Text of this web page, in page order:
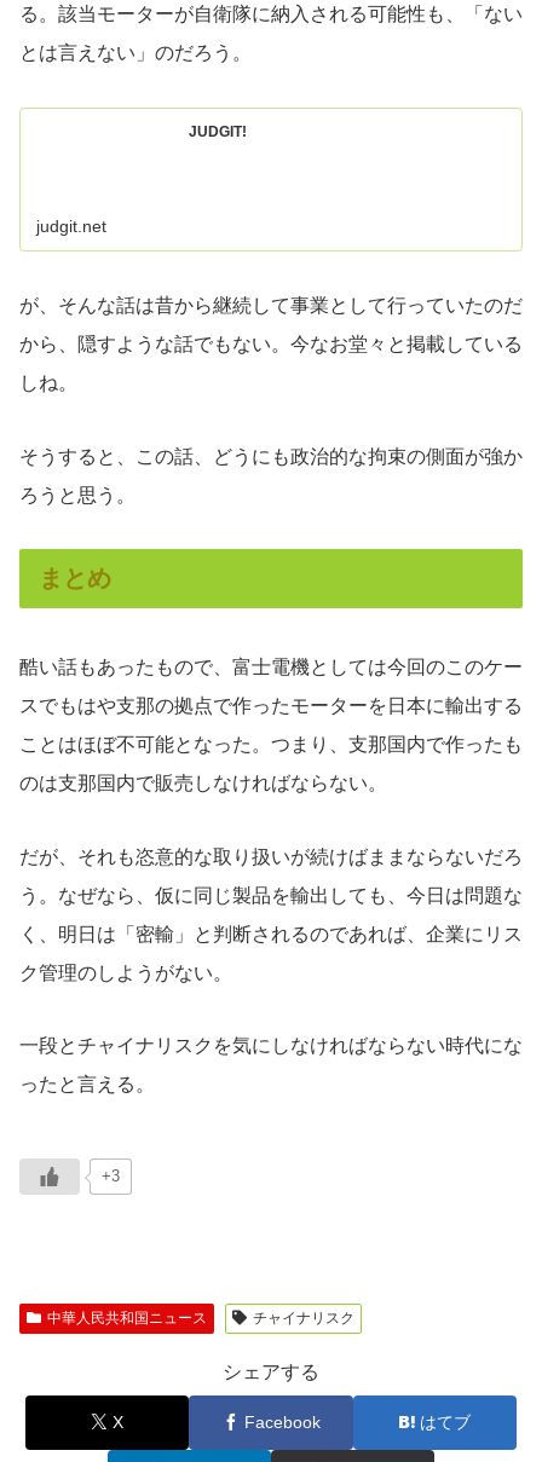
る。該当モーターが自衛隊に納入される可能性も、「ない
とは言えない」のだろう。
JUDGIT!
judgit.net
が、そんな話は昔から継続して事業として行っていたのだ
から、隠すような話でもない。今なお堂々と掲載している
しね。
そうすると、この話、どうにも政治的な拘束の側面が強か
ろうと思う。
まとめ
酷い話もあったもので、富士電機としては今回のこのケー
スでもはや支那の拠点で作ったモーターを日本に輸出する
ことはほぼ不可能となった。つまり、支那国内で作ったも
のは支那国内で販売しなければならない。
だが、それも恣意的な取り扱いが続けばままならないだろ
う。なぜなら、仮に同じ製品を輸出しても、今日は問題な
く、明日は「密輸」と判断されるのであれば、企業にリス
ク管理のしようがない。
一段とチャイナリスクを気にしなければならない時代にな
ったと言える。
+3
中華人民共和国ニュース チャイナリスク
シェアする
X Facebook はてブ